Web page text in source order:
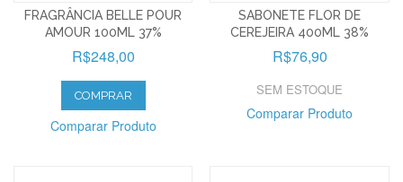
FRAGRÂNCIA BELLE POUR
AMOUR 100ML 37%
R$248,00
COMPRAR
Comparar Produto
SABONETE FLOR DE
CEREJEIRA 400ML 38%
R$76,90
SEM ESTOQUE
Comparar Produto